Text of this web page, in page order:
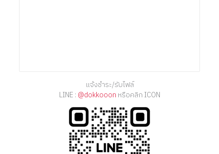
แจ้งชำระ/รับไฟล์
LINE : @dokkooon หรือคลิก ICON